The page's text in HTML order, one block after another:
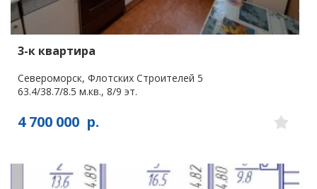
3-к квартира
Североморск, Флотских Строителей 5
63.4/38.7/8.5 м.кв., 8/9 эт.
4 700 000 р.